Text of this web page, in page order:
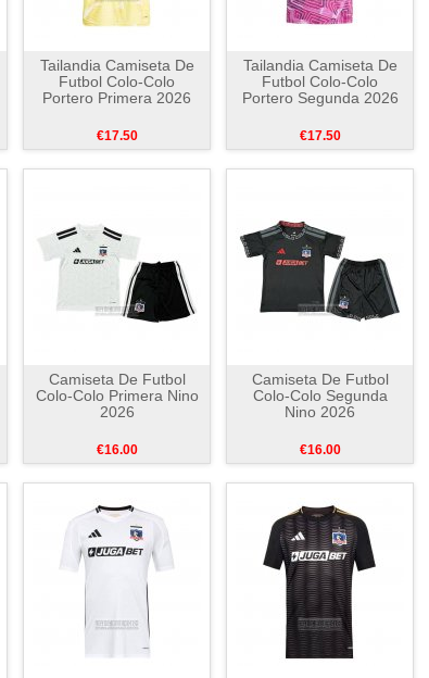
Tailandia Camiseta De
Futbol Colo-Colo
Portero Primera 2026
€17.50
Tailandia Camiseta De
Futbol Colo-Colo
Portero Segunda 2026
€17.50
Camiseta De Futbol
Colo-Colo Primera Nino
2026
€16.00
Camiseta De Futbol
Colo-Colo Segunda
Nino 2026
€16.00